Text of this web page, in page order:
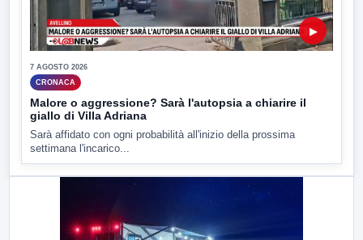
▶
7 AGOSTO 2026
CRONACA
Malore o aggressione? Sarà l'autopsia a chiarire il
giallo di Villa Adriana
Sarà affidato con ogni probabilità all'inizio della prossima
settimana l'incarico...